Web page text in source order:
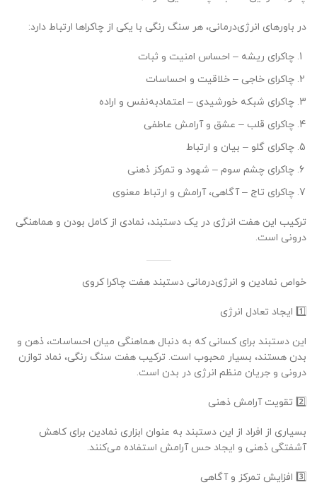
در باورهای انرژی‌درمانی، هر سنگ رنگی با یکی از چاکراها ارتباط دارد:
چاکرای ریشه – احساس امنیت و ثبات
چاکرای خاجی – خلاقیت و احساسات
چاکرای شبکه خورشیدی – اعتمادبه‌نفس و اراده
چاکرای قلب – عشق و آرامش عاطفی
چاکرای گلو – بیان و ارتباط
چاکرای چشم سوم – شهود و تمرکز ذهنی
چاکرای تاج – آگاهی، آرامش و ارتباط معنوی
ترکیب این هفت انرژی در یک دستبند، نمادی از کامل بودن و هماهنگی
درونی است.
خواص نمادین و انرژی‌درمانی دستبند هفت چاکرا کروی
1️⃣ ایجاد تعادل انرژی
این دستبند برای کسانی که به دنبال هماهنگی میان احساسات، ذهن و
بدن هستند، بسیار محبوب است. ترکیب هفت سنگ رنگی، نماد توازن
درونی و جریان منظم انرژی در بدن است.
2️⃣ تقویت آرامش ذهنی
بسیاری از افراد از این دستبند به عنوان ابزاری نمادین برای کاهش
آشفتگی ذهنی و ایجاد حس آرامش استفاده می‌کنند.
3️⃣ افزایش تمرکز و آگاهی